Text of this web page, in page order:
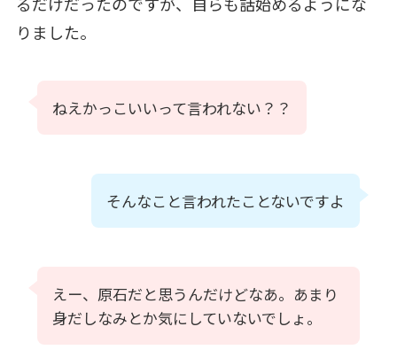
りました。
ねえかっこいいって言われない？？
そんなこと言われたことないですよ
えー、原石だと思うんだけどなあ。あまり
身だしなみとか気にしていないでしょ。